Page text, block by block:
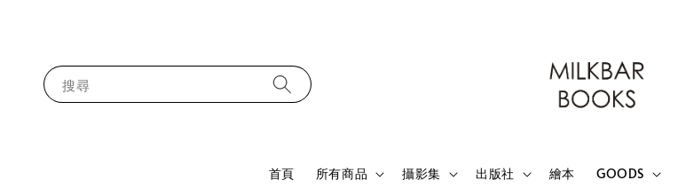
搜尋
首頁 所有商品 攝影集 出版社 繪本 GOODS